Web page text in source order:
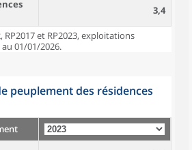
3,4
RP2017 et RP2023, exploitations
01/01/2026.
peuplement des résidences